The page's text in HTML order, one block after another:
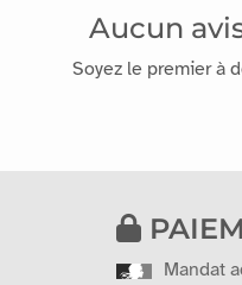
Aucun
Soyez le premier à
Mandat